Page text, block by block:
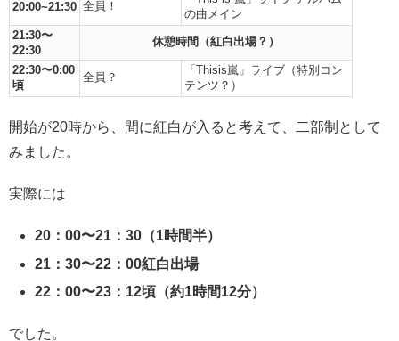
20:00~21:30 全員！
の曲メイン
21:30〜
22:30
休憩時間（紅白出場？）
22:30〜0:00
頃
全員？
「Thisis嵐」ライブ（特別コン
テンツ？）
開始が20時から、間に紅白が入ると考えて、二部制として
みました。
実際には
20：00〜21：30（1時間半）
21：30〜22：00紅白出場
22：00〜23：12頃（約1時間12分）
でした。